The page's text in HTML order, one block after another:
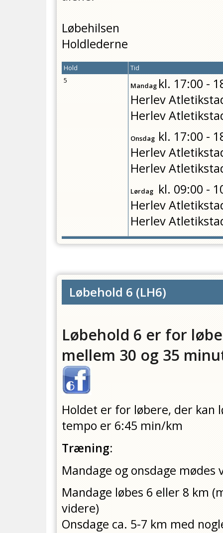
Løbehilsen
Holdlederne
Hold
Tid
5
Mandagkl. 17:00 -
Herlev
Herlev
Onsdag kl. 17:00 -
Herlev
Herlev
Lørdag kl. 09:00 -
Herlev
Herlev
Løbehold 6 (LH6)
Løbehold 6 er for
mellem 30 og 35
Holdet er for løbere, der kan
tempo er 6:45 min/km
Træning:
Mandage og onsdage mødes
Mandage løbes 6 eller 8 km
videre)
Onsdage ca. 5-7 km med